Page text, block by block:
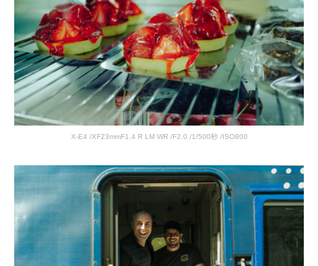
X-E4 /XF23mmF1.4 R LM WR /F2.0 /1/500秒 /ISO800